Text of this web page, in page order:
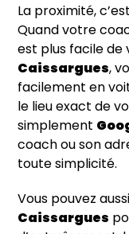
La proximité,
Quand votre
est plus facile de
Caissargues,
facilement en
le lieu exact de
simplement
coach ou son
toute simplicité.
Vous pouvez
Caissargues